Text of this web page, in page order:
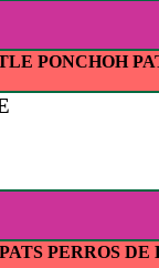
PONCHOH
PERROS